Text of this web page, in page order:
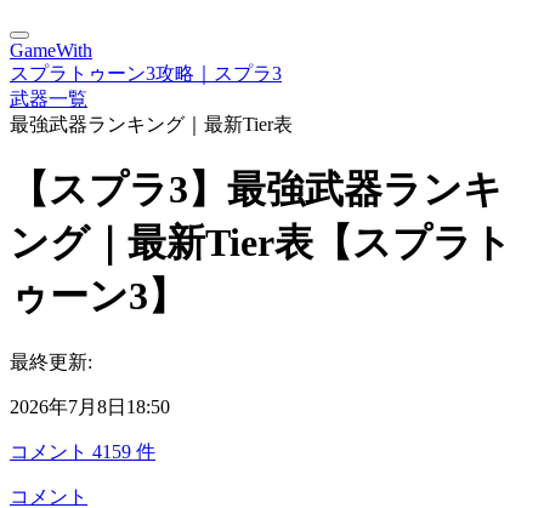
GameWith
スプラトゥーン3攻略｜スプラ3
武器一覧
最強武器ランキング｜最新Tier表
【スプラ3】最強武器ランキ
ング｜最新Tier表【スプラト
ゥーン3】
最終更新:
2026年7月8日18:50
コメント 4159 件
コメント